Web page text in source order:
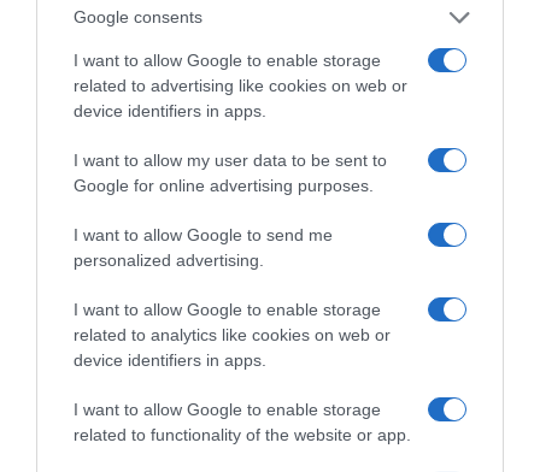
Google consents
I want to allow Google to enable storage
related to advertising like cookies on web or
device identifiers in apps.
I want to allow my user data to be sent to
Google for online advertising purposes.
I want to allow Google to send me
personalized advertising.
I want to allow Google to enable storage
related to analytics like cookies on web or
device identifiers in apps.
I want to allow Google to enable storage
related to functionality of the website or app.